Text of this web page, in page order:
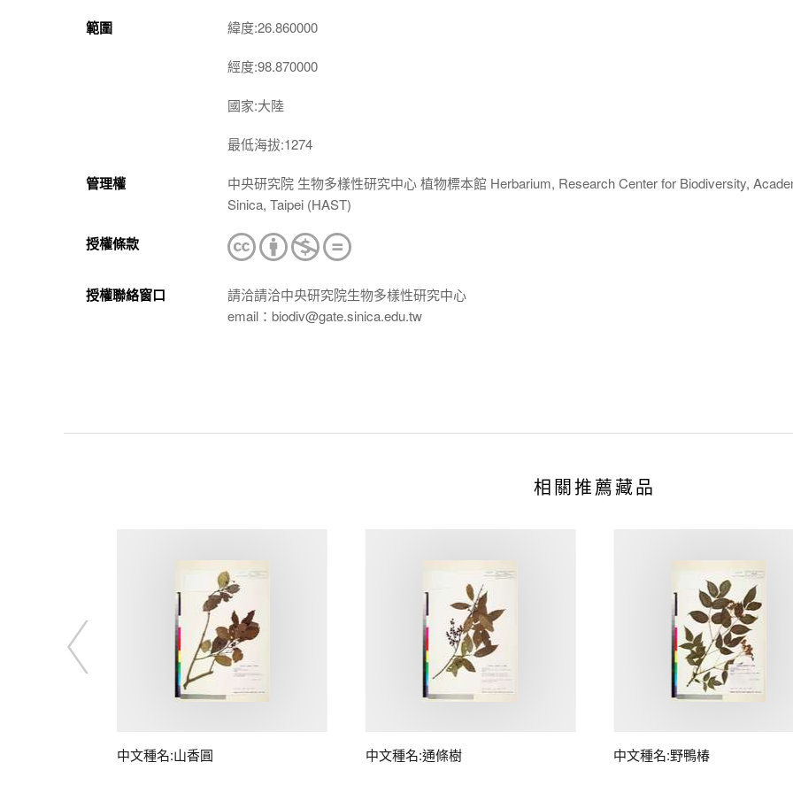
範圍 緯度:26.860000
經度:98.870000
國家:大陸
最低海拔:1274
管理權
中央研究院 生物多樣性研究中心 植物標本館 Herbarium, Research Center for Biodiversity,
Sinica, Taipei (HAST)
授權條款
授權聯絡窗口
請洽請洽中央研究院生物多樣性研究中心
email：biodiv@gate.sinica.edu.tw
相關推薦藏品
中文種名:山香圓 中文種名:通條樹 中文種名:野鴨椿